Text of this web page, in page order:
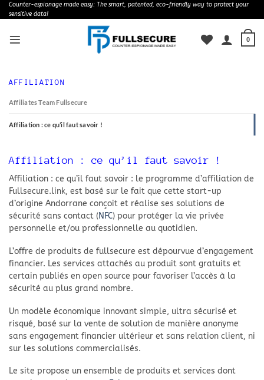
Skip
to
Counter-espionage made easy: The smart, patented, eco-friendly way to protect your
sensitive data!
0
AFFILIATION
Affiliates Team Fullsecure
Affiliation : ce qu’il faut savoir !
Affiliation : ce qu’il faut savoir !
Affiliation : ce qu’il faut savoir : le programme d’affiliation de
Fullsecure.link, est basé sur le fait que cette start-up
d’origine Andorrane conçoit et réalise ses solutions de
sécurité sans contact (NFC) pour protéger la vie privée
personnelle et/ou professionnelle au quotidien.
L’offre de produits de fullsecure est dépourvue d’engagement
financier. Les services attachés au produit sont gratuits et
certain publiés en open source pour favoriser l’accès à la
sécurité au plus grand nombre.
Un modèle économique innovant simple, ultra sécurisé et
risqué, basé sur la vente de solution de manière anonyme
sans engagement financier ultérieur et sans relation client, ni
sur les solutions commercialisés.
Le site propose un ensemble de produits et services dont